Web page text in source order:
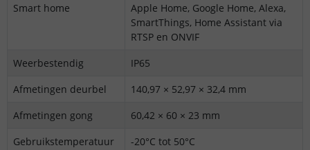
Smart home
Apple Home, Google Home, Alexa,
SmartThings, Home Assistant via
RTSP en ONVIF
Weerbestendig
IP65
Afmetingen deurbel
140,97 × 52,97 × 32,4 mm
Afmetingen gong
60,42 × 60 × 23 mm
Gebruikstemperatuur
-20°C tot 50°C